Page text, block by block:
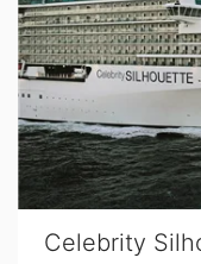
Celebrity